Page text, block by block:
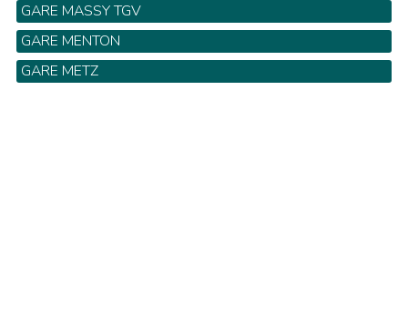
GARE MASSY TGV
GARE MENTON
GARE METZ